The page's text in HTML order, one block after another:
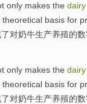
only makes the dairy
theoretical basis for
对奶牛生产养殖的
only makes the dairy
theoretical basis for
对奶牛生产养殖的